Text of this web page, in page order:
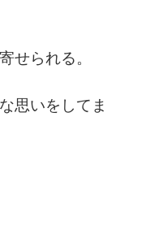
せられる。
思いをしてま